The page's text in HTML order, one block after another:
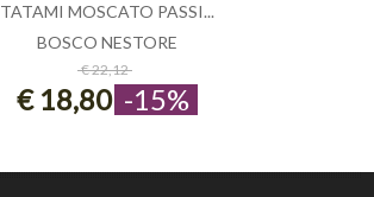
ESAURITO
TATAMI MOSCATO PASSI...
BOSCO NESTORE
€ 22,12
€ 18,80 -15%